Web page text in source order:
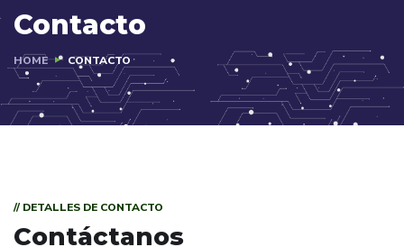
Contacto
HOME CONTACTO
// DETALLES DE CONTACTO
Contáctanos